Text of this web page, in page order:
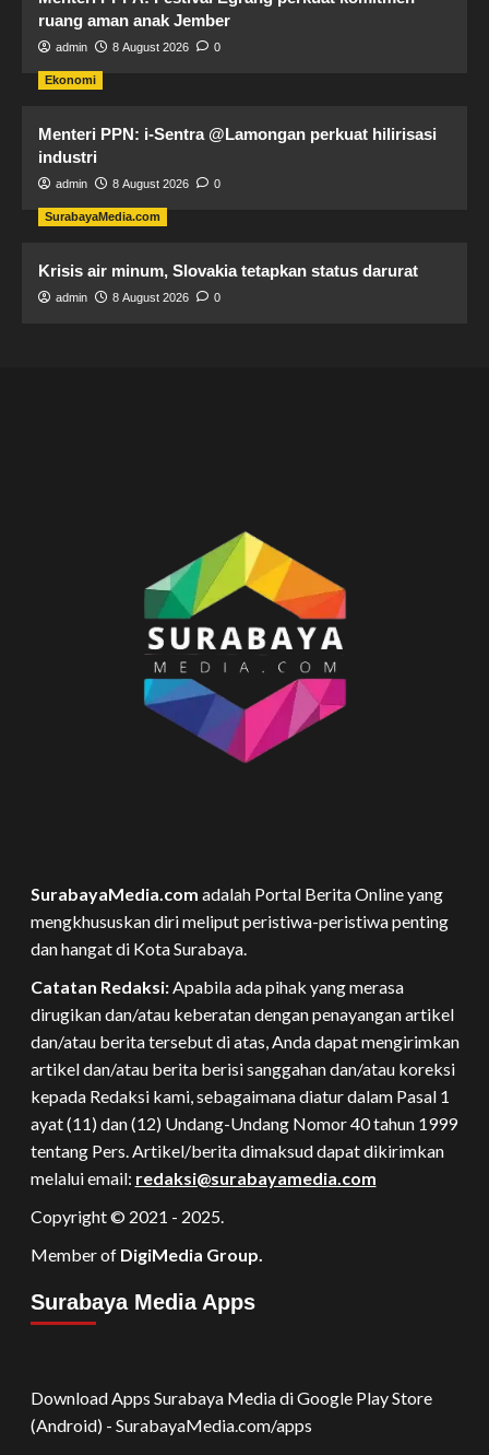
ruang aman anak Jember
admin 8 August 2026 0
Ekonomi
Menteri PPN: i-Sentra @Lamongan perkuat hilirisasi
industri
admin 8 August 2026 0
SurabayaMedia.com
Krisis air minum, Slovakia tetapkan status darurat
admin 8 August 2026 0
SurabayaMedia.com adalah Portal Berita Online yang
mengkhususkan diri meliput peristiwa-peristiwa penting
dan hangat di Kota Surabaya.
Catatan Redaksi:Apabila ada pihak yang merasa
dirugikan dan/atau keberatan dengan penayangan artikel
dan/atau berita tersebut di atas, Anda dapat mengirimkan
artikel dan/atau berita berisi sanggahan dan/atau koreksi
kepada Redaksi kami, sebagaimana diatur dalam Pasal 1
ayat (11) dan (12) Undang-Undang Nomor 40 tahun 1999
tentang Pers. Artikel/berita dimaksud dapat dikirimkan
melalui email: redaksi@surabayamedia.com
Copyright © 2021 - 2025.
Member of DigiMedia Group.
Surabaya Media Apps
Download Apps Surabaya Media di Google Play Store
(Android) - SurabayaMedia.com/apps